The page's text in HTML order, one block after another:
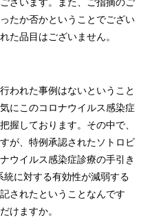
ざいます。また、ご指摘のご
たか否かということでござい
た品目はございません。
われた事例はないということ
にこのコロナウイルス感染症
握しております。その中で、
が、特例承認されたソトロビ
ウイルス感染症診療の手引き
に対する有効性が減弱する
されたということなんです
けますか。